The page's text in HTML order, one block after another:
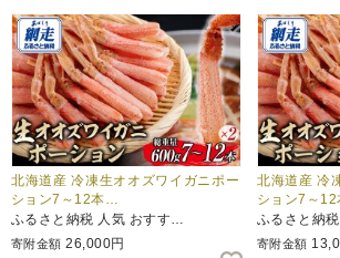
北海道産 冷凍生オオズワイガニポー
ション7～12本…
ふるさと納税 人気 おすす…
寄附金額 26,000円
北海道産 冷
ション7～
ふるさと納
寄附金額